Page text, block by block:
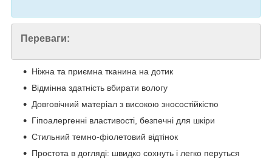
Переваги:
Ніжна та приємна тканина на дотик
Відмінна здатність вбирати вологу
Довговічний матеріал з високою зносостійкістю
Гіпоалергенні властивості, безпечні для шкіри
Стильний темно-фіолетовий відтінок
Простота в догляді: швидко сохнуть і легко перуться